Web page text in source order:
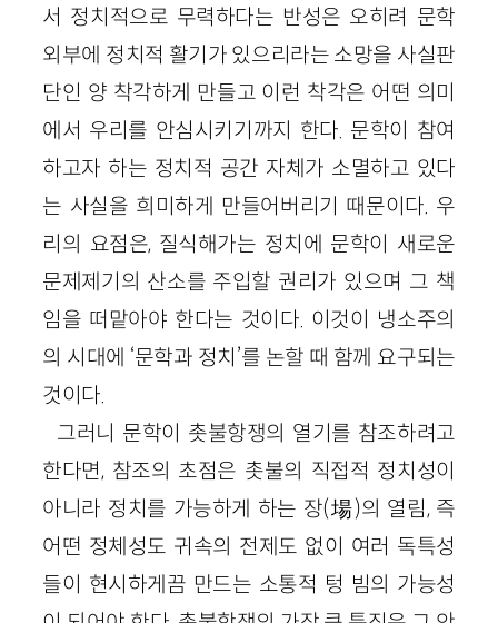
서 정치적으로 무력하다는 반성은 오히려 문학
외부에 정치적 활기가 있으리라는 소망을 사실판
단인 양 착각하게 만들고 이런 착각은 어떤 의미
에서 우리를 안심시키기까지 한다. 문학이 참여
하고자 하는 정치적 공간 자체가 소멸하고 있다
는 사실을 희미하게 만들어버리기 때문이다. 우
리의 요점은, 질식해가는 정치에 문학이 새로운
문제제기의 산소를 주입할 권리가 있으며 그 책
임을 떠맡아야 한다는 것이다. 이것이 냉소주의
의 시대에 ‘문학과 정치’를 논할 때 함께 요구되는
것이다.
그러니 문학이 촛불항쟁의 열기를 참조하려고
한다면, 참조의 초점은 촛불의 직접적 정치성이
아니라 정치를 가능하게 하는 장(場)의 열림, 즉
어떤 정체성도 귀속의 전제도 없이 여러 독특성
들이 현시하게끔 만드는 소통적 텅 빔의 가능성